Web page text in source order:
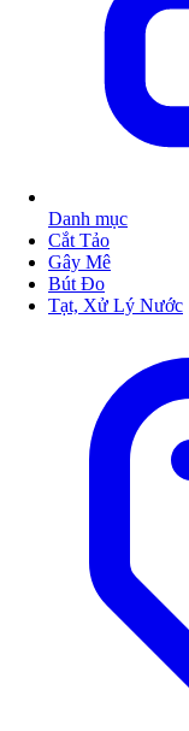
Danh mục
Cắt Tảo
Gây Mê
Bút Đo
Tạt, Xử Lý Nước